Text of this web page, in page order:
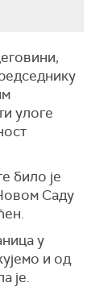
улоге
било је
Саду
у
и од
је.